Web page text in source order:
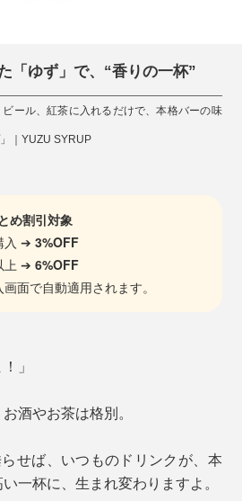
「ゆず」で、“香りの一杯”
ール、紅茶に入れるだけで、本格バーの味
｜YUZU SYRUP
め割引対象
入 ➔3%OFF
上 ➔6%OFF
面で自動適用されます。
」
酒やお茶は格別。
せば、いつものドリンクが、本
一杯に、生まれ変わりますよ。